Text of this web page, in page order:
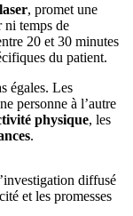
, promet une
ni temps de
20 et 30 minutes
du patient.
égales. Les
personne à l’autre
physique, les
.
diffusé
et les promesses